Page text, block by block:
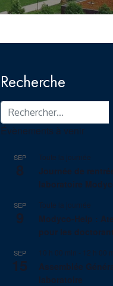
Recherche
Recherche pour :
Évènements à venir
SEP
8
Toute la journée
Journée de
laboratoire
SEP
9
Toute la journée
Modyco-Help :
pour les
SEP
15
10 h 00 min 12 h 00
Assemblée
laboratoire